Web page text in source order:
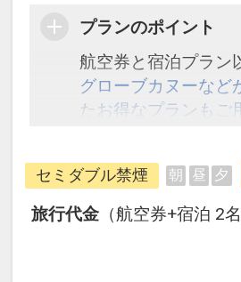
プランのポイント
航空券と宿泊プラン
グローブカヌーなど
たお得なプランもご
セミダブル禁煙 朝 昼 夕
旅行代金 （航空券+宿泊 2